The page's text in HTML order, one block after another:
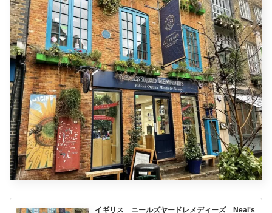
イギリス ニールズヤードレメディーズ Neal's